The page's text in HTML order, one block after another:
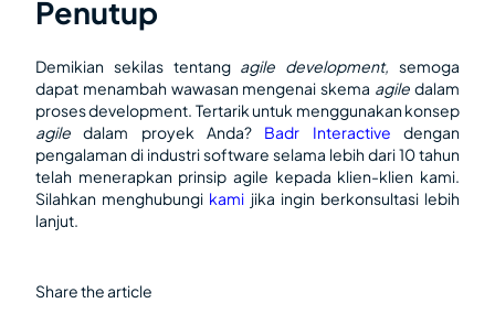
Penutup
Demikian sekilas tentang agile development,semoga
dapat menambah wawasan mengenai skema agiledalam
proses development. Tertarik untuk menggunakan konsep
agiledalam proyek Anda? Badr Interactive dengan
pengalaman di industri software selama lebih dari 10 tahun
telah menerapkan prinsip agile kepada klien-klien kami.
Silahkan menghubungi kami jika ingin berkonsultasi lebih
lanjut.
Share the article